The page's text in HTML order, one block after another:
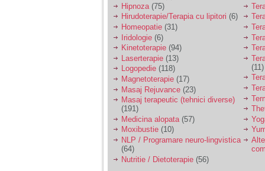
cadouri, promisiuni de
casatorie, asa ca m-
am culcat cu el si in
scurt timp am ramas
insarcinata. El cand a
aflat a plecat in afara,
la munca, si a rupt
orice legatura cu
mine. Mama m-a batut
si m-a jignit in ultimul
hal, ba chiar m-a fortat
sa stau sa imi
introduca coada de
mop in vagin.
Am 20 ani si am avut
o viata foarte grea. O
Hipnoza (75)
Hirudoterapie/Terapia cu lipitori (6)
Homeopatie (31)
Iridologie (6)
Kinetoterapie (94)
Laserterapie (13)
Logopedie (118)
Magnetoterapie (17)
Masaj Rejuvance (23)
Masaj terapeutic (tehnici diverse)
(191)
Medicina alopata (57)
Moxibustie (10)
NLP / Programare neuro-lingvistica
(64)
Nutritie / Dietoterapie (56)
(11)